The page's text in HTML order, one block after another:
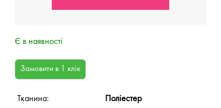
Є в наявності
Тканина:
Поліестер